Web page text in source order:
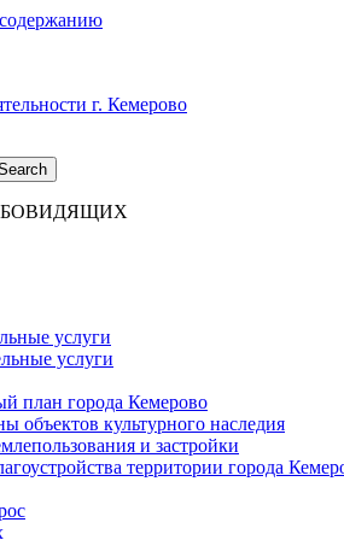
г. Кемерово
услуги
услуги
план города Кемерово
объектов культурного наследия
и застройки
территории города